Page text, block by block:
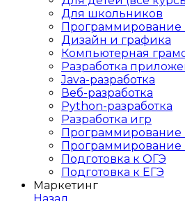
Для школьников
Программирование
Дизайн и графика
Компьютерная
Разработка
Java-разработка
Веб-разработка
Python-разработка
Разработка игр
Программирование
Программирование
Подготовка к ОГЭ
Подготовка к ЕГЭ
Маркетинг